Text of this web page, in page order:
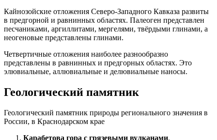
Кайнозойские отложения Северо-Западного Кавказа развиты
в предгорной и равнинных областях. Палеоген представлен
песчаниками, аргиллитами, мергелями, твёрдыми глинами, а
неогеновые представлены глинами.
Четвертичные отложения наиболее разнообразно
представлены в равнинных и предгорных областях. Это
элювиальные, аллювиальные и делювиальные наносы.
Геологический памятник
Геологический памятник природы регионального значения в
России, в Краснодарском крае
Карабетова гора с грязевыми вулканами,